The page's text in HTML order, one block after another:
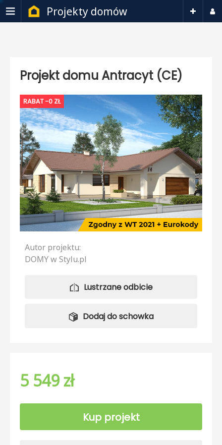
Projekty domów
Projekt domu Antracyt (CE)
RABAT -0 ZŁ
Autor projektu:
DOMY w Stylu.pl
Lustrzane odbicie
Dodaj do schowka
5 549 zł
Kup projekt